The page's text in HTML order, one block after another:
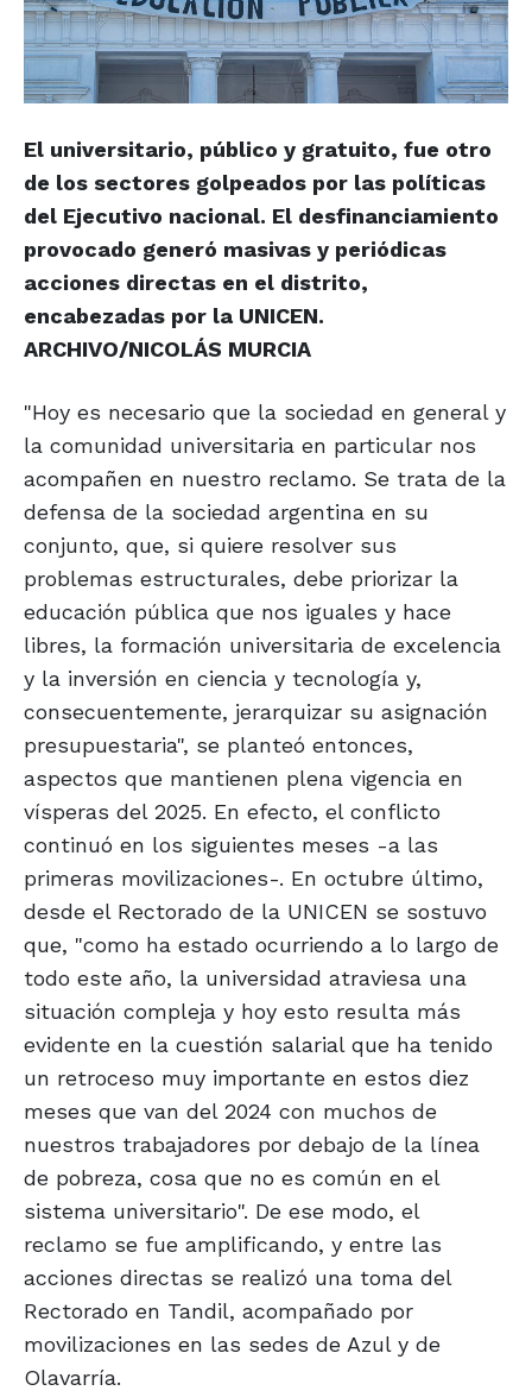
El universitario, público y gratuito, fue otro
de los sectores golpeados por las políticas
del Ejecutivo nacional. El desfinanciamiento
provocado generó masivas y periódicas
acciones directas en el distrito,
encabezadas por la UNICEN.
ARCHIVO/NICOLÁS MURCIA
"Hoy es necesario que la sociedad en general y
la comunidad universitaria en particular nos
acompañen en nuestro reclamo. Se trata de la
defensa de la sociedad argentina en su
conjunto, que, si quiere resolver sus
problemas estructurales, debe priorizar la
educación pública que nos iguales y hace
libres, la formación universitaria de excelencia
y la inversión en ciencia y tecnología y,
consecuentemente, jerarquizar su asignación
presupuestaria", se planteó entonces,
aspectos que mantienen plena vigencia en
vísperas del 2025. En efecto, el conflicto
continuó en los siguientes meses -a las
primeras movilizaciones-. En octubre último,
desde el Rectorado de la UNICEN se sostuvo
que, "como ha estado ocurriendo a lo largo de
todo este año, la universidad atraviesa una
situación compleja y hoy esto resulta más
evidente en la cuestión salarial que ha tenido
un retroceso muy importante en estos diez
meses que van del 2024 con muchos de
nuestros trabajadores por debajo de la línea
de pobreza, cosa que no es común en el
sistema universitario". De ese modo, el
reclamo se fue amplificando, y entre las
acciones directas se realizó una toma del
Rectorado en Tandil, acompañado por
movilizaciones en las sedes de Azul y de
Olavarría.